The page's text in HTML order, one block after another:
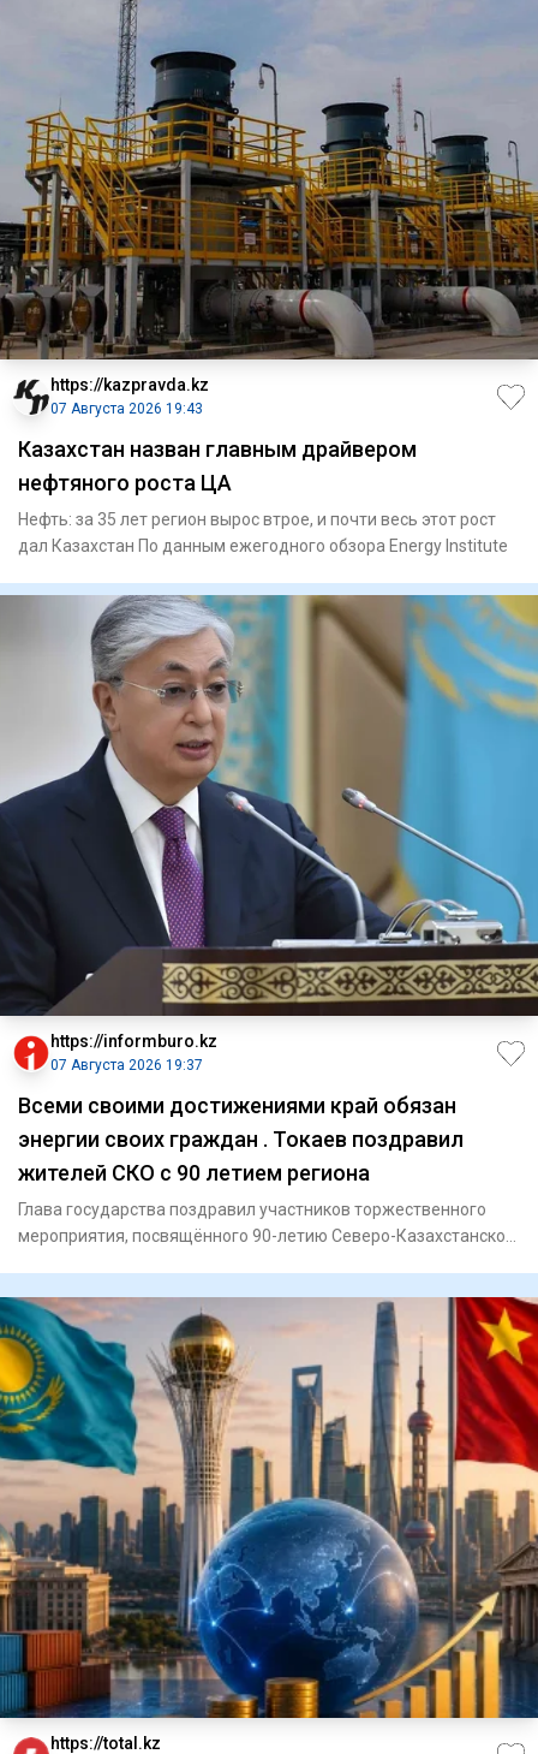
https://kazpravda.kz
07 Августа 2026 19:43
Казахстан назван главным драйвером
нефтяного роста ЦА
Нефть: за 35 лет регион вырос втрое, и почти весь этот рост
дал Казахстан По данным ежегодного обзора Energy Institute
https://informburo.kz
07 Августа 2026 19:37
Всеми своими достижениями край обязан
энергии своих граждан . Токаев поздравил
жителей СКО с 90 летием региона
Глава государства поздравил участников торжественного
мероприятия, посвящённого 90-летию Северо-Казахстанской
https://total.kz